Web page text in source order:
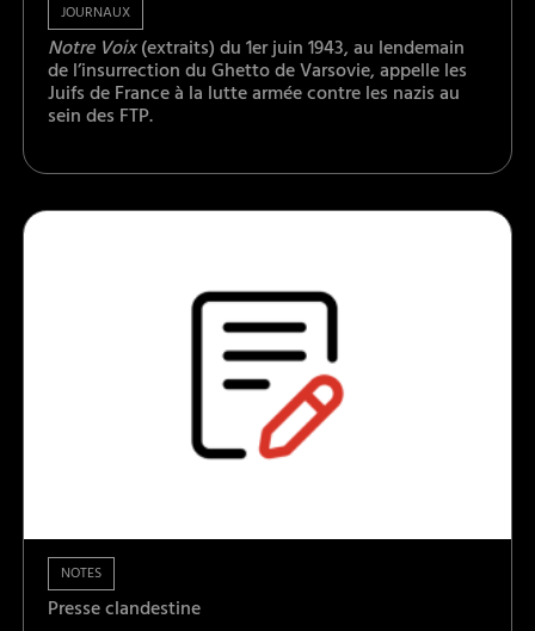
JOURNAUX
Notre Voix(extraits) du 1er juin 1943, au lendemain
de l’insurrection du Ghetto de Varsovie, appelle les
Juifs de France à la lutte armée contre les nazis au
sein des FTP.
NOTES
Presse clandestine